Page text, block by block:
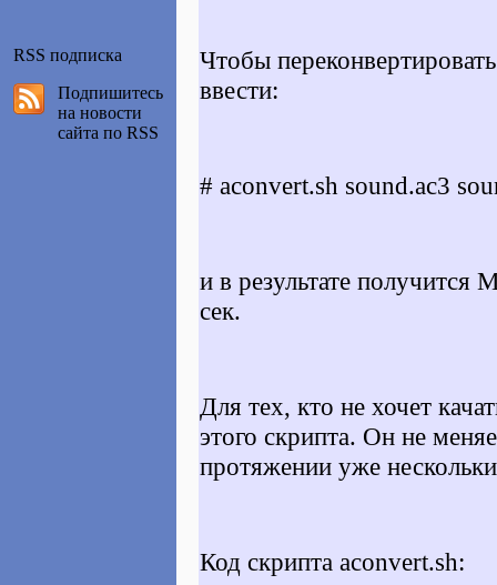
RSS подписка
Подпишитесь
на новости
сайта по RSS
Чтобы
ввести:
# aconvert.sh sound.ac3
и в результате получится
сек.
Для тех, кто не хочет
этого скрипта. Он не
протяжении уже
Код скрипта aconvert.sh: